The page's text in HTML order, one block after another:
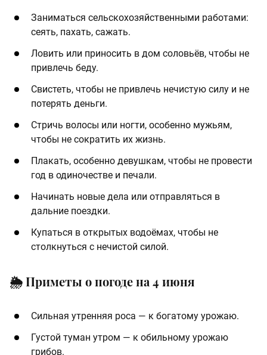
Заниматься сельскохозяйственными работами:
сеять, пахать, сажать.
Ловить или приносить в дом соловьёв, чтобы не
привлечь беду.
Свистеть, чтобы не привлечь нечистую силу и не
потерять деньги.
Стричь волосы или ногти, особенно мужьям,
чтобы не сократить их жизнь.
Плакать, особенно девушкам, чтобы не провести
год в одиночестве и печали.
Начинать новые дела или отправляться в
дальние поездки.
Купаться в открытых водоёмах, чтобы не
столкнуться с нечистой силой.
🌦 Приметы о погоде на 4 июня
Сильная утренняя роса — к богатому урожаю.
Густой туман утром — к обильному урожаю
грибов.